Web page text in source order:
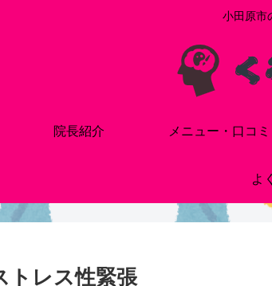
小田原市
院長紹介 メニュー・口コミ
よ
トレス性緊張